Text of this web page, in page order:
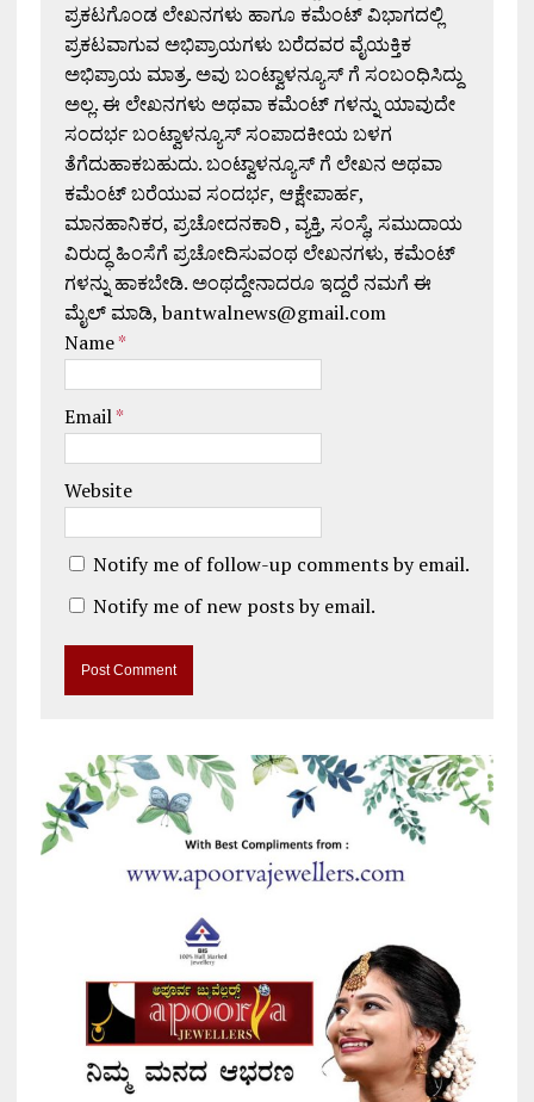
ಪ್ರಕಟಗೊಂಡ ಲೇಖನಗಳು ಹಾಗೂ ಕಮೆಂಟ್ ವಿಭಾಗದಲ್ಲಿ
ಪ್ರಕಟವಾಗುವ ಅಭಿಪ್ರಾಯಗಳು ಬರೆದವರ ವೈಯಕ್ತಿಕ
ಅಭಿಪ್ರಾಯ ಮಾತ್ರ. ಅವು ಬಂಟ್ವಾಳನ್ಯೂಸ್ ಗೆ ಸಂಬಂಧಿಸಿದ್ದು
ಅಲ್ಲ. ಈ ಲೇಖನಗಳು ಅಥವಾ ಕಮೆಂಟ್ ಗಳನ್ನು ಯಾವುದೇ
ಸಂದರ್ಭ ಬಂಟ್ವಾಳನ್ಯೂಸ್ ಸಂಪಾದಕೀಯ ಬಳಗ
ತೆಗೆದುಹಾಕಬಹುದು. ಬಂಟ್ವಾಳನ್ಯೂಸ್ ಗೆ ಲೇಖನ ಅಥವಾ
ಕಮೆಂಟ್ ಬರೆಯುವ ಸಂದರ್ಭ, ಆಕ್ಷೇಪಾರ್ಹ,
ಮಾನಹಾನಿಕರ, ಪ್ರಚೋದನಕಾರಿ , ವ್ಯಕ್ತಿ, ಸಂಸ್ಥೆ, ಸಮುದಾಯ
ವಿರುದ್ಧ ಹಿಂಸೆಗೆ ಪ್ರಚೋದಿಸುವಂಥ ಲೇಖನಗಳು, ಕಮೆಂಟ್
ಗಳನ್ನು ಹಾಕಬೇಡಿ. ಅಂಥದ್ದೇನಾದರೂ ಇದ್ದರೆ ನಮಗೆ ಈ
ಮೈಲ್ ಮಾಡಿ, bantwalnews@gmail.com
Name*
Email*
Website
Notify me of follow-up comments by email.
Notify me of new posts by email.
t
e
r